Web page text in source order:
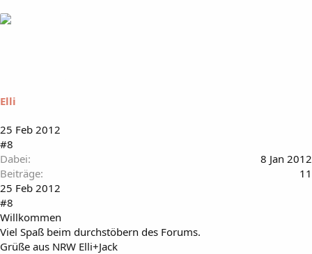
Elli
25 Feb 2012
#8
Dabei
8 Jan 2012
Beiträge
11
25 Feb 2012
#8
Willkommen
Viel Spaß beim durchstöbern des Forums.
Grüße aus NRW Elli+Jack